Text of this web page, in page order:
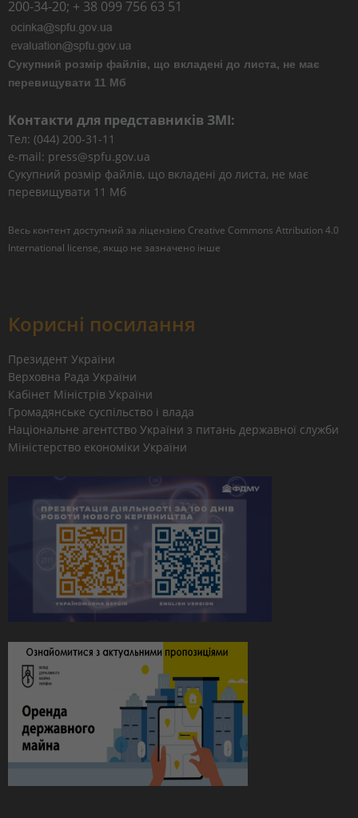
200-34-20; + 38 099 756 63 51
Сукупний розмір файлів, що вкладені до листа, не має
перевищувати 11 Мб
Контакти для представників ЗМІ:
Тел: (044) 200-31-11
e-mail: press@spfu.gov.ua
Сукупний розмір файлів, що вкладені до листа, не має
перевищувати 11 Мб
Весь контент доступний за ліцензією Creative Commons Attribution 4.0
International license, якщо не зазначено інше
Корисні посилання
Президент України
Верховна Рада України
Кабінет Міністрів України
Громадянське суспільство і влада
Національне агентство України з питань державної служби
Міністерство економіки України